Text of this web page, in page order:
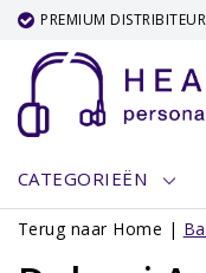
PREMIUM DISTRIBITEUR
CATEGORIEËN
Terug naar Home |